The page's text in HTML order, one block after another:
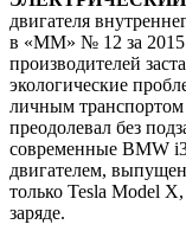
двигателя
в «ММ» № 12 за 2015
производителей
экологические
личным транспортом
преодолевал без
современные BMW
двигателем,
только Tesla Model
заряде.